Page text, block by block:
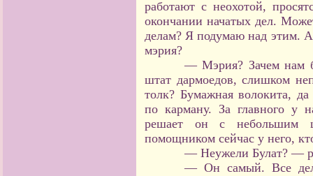
работают с неохотой,
окончании начатых дел.
делам? Я подумаю над этим. А
мэрия?
— Мэрия? Зачем нам
штат дармоедов, слишком
толк? Бумажная волокита,
по карману. За главного у
решает он с небольшим
помощником сейчас у него,
— Неужели Булат? —
— Он самый. Все